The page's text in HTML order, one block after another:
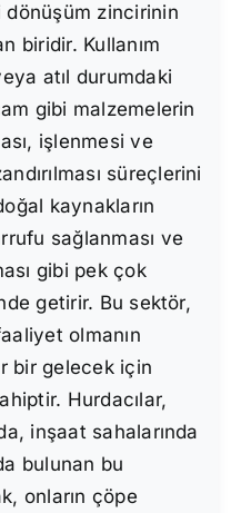
zincirinin
biridir. Kullanım
atıl durumdaki
gibi malzemelerin
işlenmesi ve
süreçlerini
kaynakların
sağlanması ve
gibi pek çok
getirir. Bu sektör,
olmanın
bir gelecek için
Hurdacılar,
inşaat sahalarında
bulunan bu
onların çöpe